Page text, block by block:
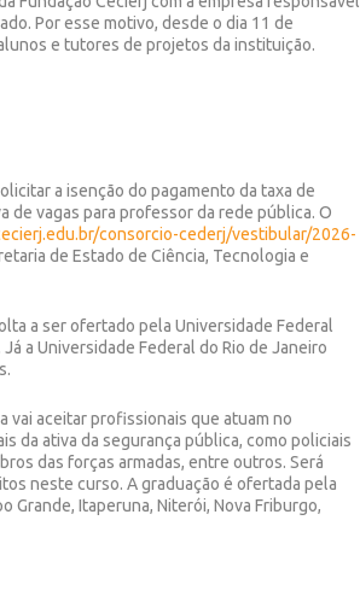
Por esse motivo, desde o dia 11 de
e tutores de projetos da instituição.
a isenção do pagamento da taxa de
de vagas para professor da rede pública. O
consorcio-cederj/vestibular/2026-
de Estado de Ciência, Tecnologia e
a ser ofertado pela Universidade Federal
Já a Universidade Federal do Rio de Janeiro
vai aceitar profissionais que atuam no
da ativa da segurança pública, como policiais
das forças armadas, entre outros. Será
neste curso. A graduação é ofertada pela
Grande, Itaperuna, Niterói, Nova Friburgo,